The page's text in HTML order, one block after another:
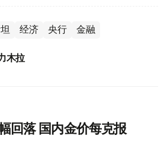
经济 央行 金融
木拉
回落 国内金价每克报